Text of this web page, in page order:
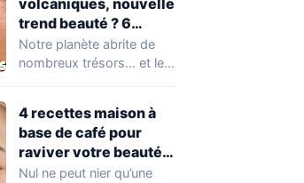
volcaniques, nouvelle
trend beauté ? 6
avantages pour la
peau à connaître
Notre planète abrite de
nombreux trésors… et les
4 recettes maison à
base de café pour
raviver votre beauté
naturelle
Nul ne peut nier qu’une